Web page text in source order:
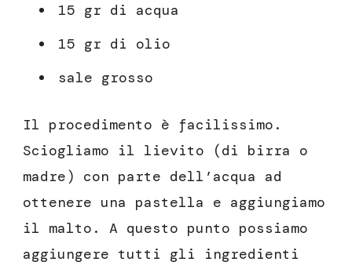
15 gr di acqua
15 gr di olio
sale grosso
Il procedimento è facilissimo.
Sciogliamo il lievito (di birra o
madre) con parte dell’acqua ad
ottenere una pastella e aggiungiamo
il malto. A questo punto possiamo
aggiungere tutti gli ingredienti